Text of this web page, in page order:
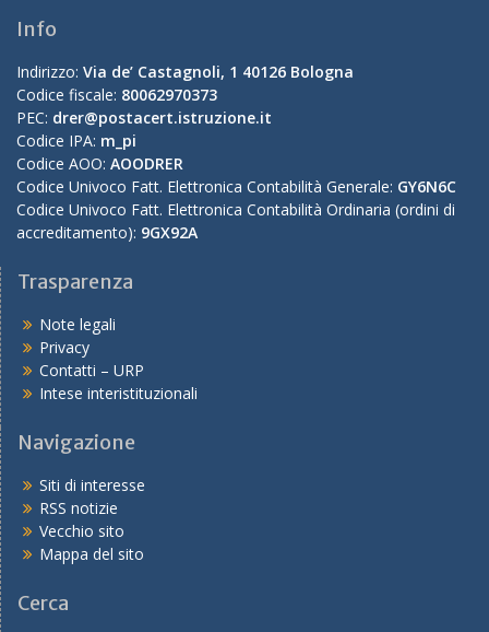
Info
Indirizzo: Via de’ Castagnoli, 1 40126 Bologna
Codice fiscale: 80062970373
PEC: drer@postacert.istruzione.it
Codice IPA: m_pi
Codice AOO: AOODRER
Codice Univoco Fatt. Elettronica Contabilità Generale: GY6N6C
Codice Univoco Fatt. Elettronica Contabilità Ordinaria (ordini di
accreditamento): 9GX92A
Trasparenza
Note legali
Privacy
Contatti – URP
Intese interistituzionali
Navigazione
Siti di interesse
RSS notizie
Vecchio sito
Mappa del sito
Cerca